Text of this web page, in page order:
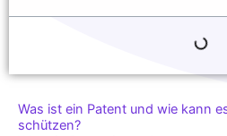
Was ist ein Patent und wie kann
schützen?